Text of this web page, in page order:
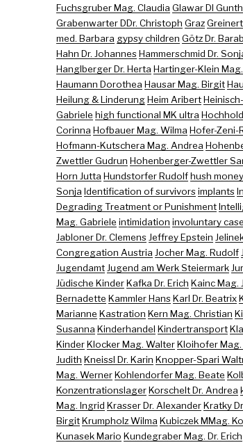
Fuchsgruber Mag. Claudia Glawar DI
Grabenwarter DDr. Christoph Graz
med. Barbara gypsy children Götz Dr.
Hahn Dr. Johannes Hammerschmid Dr.
Hanglberger Dr. Herta Hartinger-Klein
Haumann Dorothea Hausar Mag. Birgit
Heilung & Linderung Heim Aribert
Gabriele high functional MK ultra
Corinna Hofbauer Mag. Wilma Hofer-Zeni-
Hofmann-Kutschera Mag. Andrea
Zwettler Gudrun Hohenberger-Zwettler
Horn Jutta Hundstorfer Rudolf hush money
Sonja Identification of survivors implants
Degrading Treatment or Punishment
Mag. Gabriele intimidation involuntary
Jabloner Dr. Clemens Jeffrey Epstein
Congregation Austria Jocher Mag. Rudolf
Jugendamt Jugend am Werk Steiermark
Jüdische Kinder Kafka Dr. Erich Kainc Mag.
Bernadette Kammler Hans Karl Dr. Beatrix
Marianne Kastration Kern Mag. Christian
Susanna Kinderhandel Kindertransport
Kinder Klocker Mag. Walter Kloihofer Mag.
Judith Kneissl Dr. Karin Knopper-Spari
Mag. Werner Kohlendorfer Mag. Beate
Konzentrationslager Korschelt Dr. Andrea
Mag. Ingrid Krasser Dr. Alexander Kratky
Birgit Krumpholz Wilma Kubiczek MMag.
Kunasek Mario Kundegraber Mag. Dr. Erich